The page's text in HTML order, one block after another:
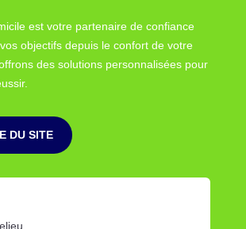
est votre partenaire de confiance
objectifs depuis le confort de votre
des solutions personnalisées pour
DU SITE